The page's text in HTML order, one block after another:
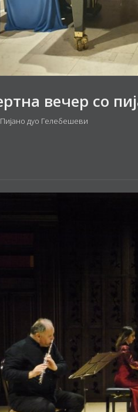
дуо Гелебешеви